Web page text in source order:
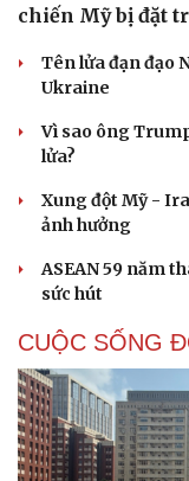
chiến Mỹ bị đặt
Tên lửa đạn đạo
Ukraine
Vì sao ông
lửa?
Xung đột Mỹ -
ảnh hưởng
ASEAN 59 năm
sức hút
CUỘC SỐNG